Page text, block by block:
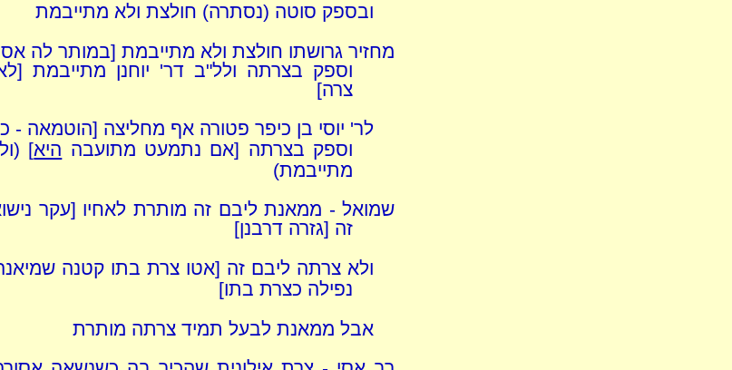
ובספק סוטה (נסתרה) חולצת ולא מתייבמת
מחזיר גרושתו חולצת ולא מתייבמת [במותר לה
וספק בצרתה ולל"ב דר' יוחנן מתייבמת
צרה]
לר' יוסי בן כיפר פטורה אף מחליצה [הוטמאה -
וספק בצרתה [אם נתמעט מתועבה היא]
מתייבמת)
שמואל - ממאנת ליבם זה מותרת לאחיו [עקר
זה [גזרה דרבנן]
ולא צרתה ליבם זה [אטו צרת בתו קטנה
נפילה כצרת בתו]
אבל ממאנת לבעל תמיד צרתה מותרת